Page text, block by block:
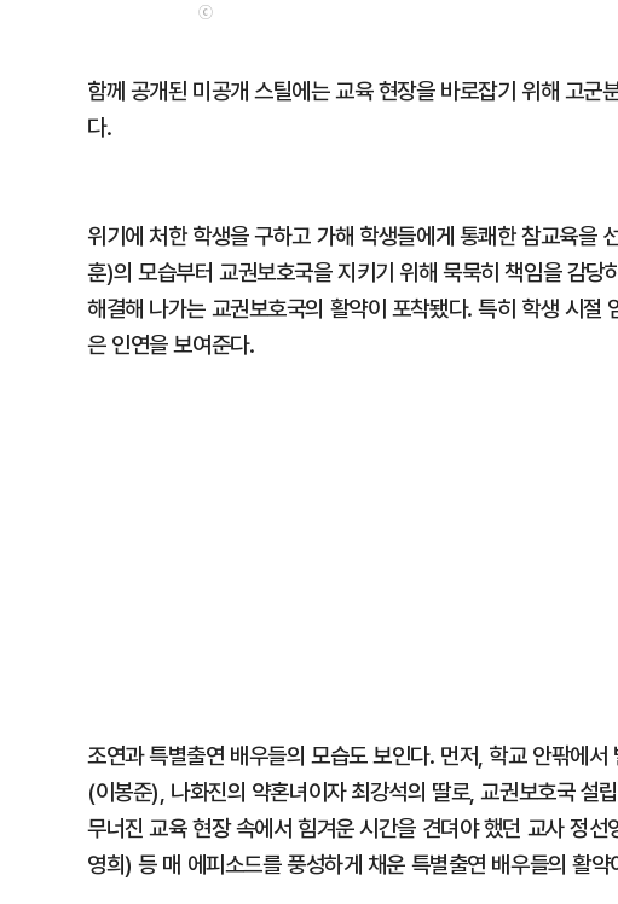
ⓒ
함께 공개된 미공개 스틸에는 교육 현장을 바로잡기 위해 고
다.
위기에 처한 학생을 구하고 가해 학생들에게 통쾌한 참교육을
훈)의 모습부터 교권보호국을 지키기 위해 묵묵히 책임을 감
해결해 나가는 교권보호국의 활약이 포착됐다. 특히 학생 시
은 인연을 보여준다.
조연과 특별출연 배우들의 모습도 보인다. 먼저, 학교 안팎에
(이봉준), 나화진의 약혼녀이자 최강석의 딸로, 교권보호국 설
무너진 교육 현장 속에서 힘겨운 시간을 견뎌야 했던 교사 정
영희) 등 매 에피소드를 풍성하게 채운 특별출연 배우들의 활약